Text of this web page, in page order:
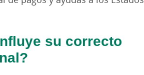
su correcto